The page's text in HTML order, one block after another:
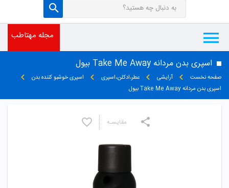
مجله مهتاطب
اسپری بدن مردانه Take Me Away بیول
صفحه نخست آرایشی عطر،ادکلن،اسپری
اسپری خوشبو کننده بدن
اسپری بدن مردانه Take Me Away بیول
مقایسـه